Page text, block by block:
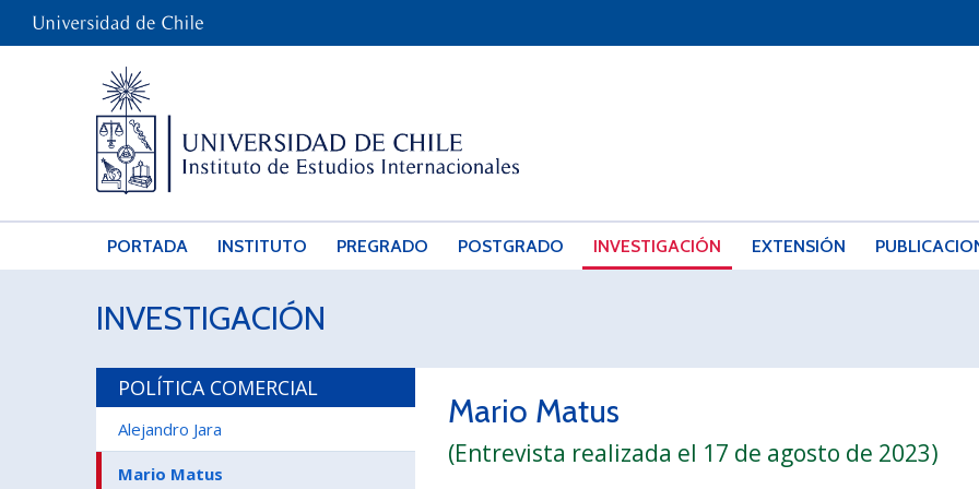
PORTADA INSTITUTO PREGRADO POSTGRADO INVESTIGACIÓN EXTENSIÓN
INVESTIGACIÓN
POLÍTICA COMERCIAL
Alejandro Jara
Mario Matus
Mario Matus
(Entrevista realizada el 17 de agosto de 2023)